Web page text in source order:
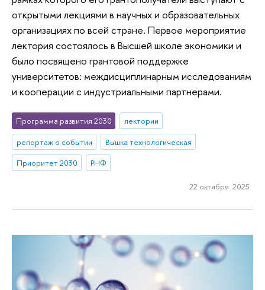
открытыми лекциями в научных и образовательных
организациях по всей стране. Первое мероприятие
лектория состоялось в Высшей школе экономики и
было посвящено грантовой поддержке
университетов: междисциплинарным исследованиям
и кооперации с индустриальными партнерами.
Программа развития 2030
лектории
репортаж о событии
Вышка технологическая
Приоритет 2030
РНФ
22 октября 2025